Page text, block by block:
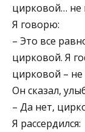
цирковой… не
Я говорю:
– Это все
цирковой. Я
цирковой – не
Он сказал,
– Да нет,
Я рассердился: